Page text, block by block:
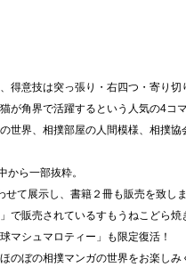
得意技は突っ張り・右四つ・寄り切
が角界で活躍するという人気の4コ
世界、相撲部屋の人間模様、相撲協
ら一部抜粋。
て展示し、書籍２冊も販売を致しま
で販売されているすもうねこどら
マシュマロティー」も限定復活！
のぼの相撲マンガの世界をお楽しみ